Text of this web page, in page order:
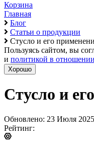
Корзина
Главная
Блог
Статьи о продукции
Стусло и его
Пользуясь сайтом, вы
и политикой в
Хорошо
Стусло и
Обновлено: 23 Июля 2025
Рейтинг: